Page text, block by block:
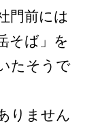
門前には
そば」を
たそうで
りません